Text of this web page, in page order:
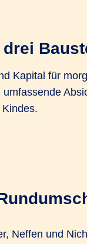
Kapital für
Neffen und